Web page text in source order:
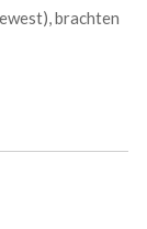
brachten